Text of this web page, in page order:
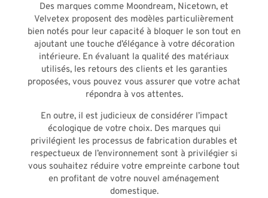
Des marques comme Moondream, Nicetown, et
Velvetex proposent des modèles particulièrement
bien notés pour leur capacité à bloquer le son tout en
ajoutant une touche d’élégance à votre décoration
intérieure. En évaluant la qualité des matériaux
utilisés, les retours des clients et les garanties
proposées, vous pouvez vous assurer que votre achat
répondra à vos attentes.
En outre, il est judicieux de considérer l’impact
écologique de votre choix. Des marques qui
privilégient les processus de fabrication durables et
respectueux de l’environnement sont à privilégier si
vous souhaitez réduire votre empreinte carbone tout
en profitant de votre nouvel aménagement
domestique.